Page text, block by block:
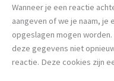
Wanneer je een reactie
aangeven of we je naam, je
opgeslagen mogen
deze gegevens niet
reactie. Deze cookies zijn